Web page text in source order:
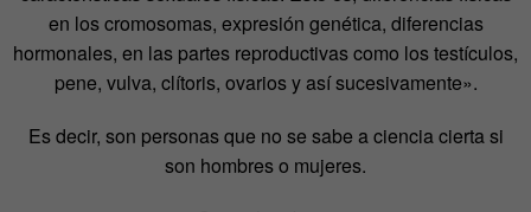
en los cromosomas, expresión genética, diferencias
hormonales, en las partes reproductivas como los testículos,
pene, vulva, clítoris, ovarios y así sucesivamente».
Es decir, son personas que no se sabe a ciencia cierta si
son hombres o mujeres.